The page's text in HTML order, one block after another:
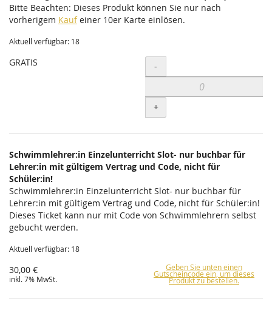
Bitte Beachten: Dieses Produkt können Sie nur nach
vorherigem Kaufeiner 10er Karte einlösen.
Aktuell verfügbar: 18
GRATIS Menge
-
+
Schwimmlehrer:in Einzelunterricht Slot- nur buchbar für
Lehrer:in mit gültigem Vertrag und Code, nicht für
Schüler:in!
Schwimmlehrer:in Einzelunterricht Slot- nur buchbar für
Lehrer:in mit gültigem Vertrag und Code, nicht für Schüler:in!
Dieses Ticket kann nur mit Code von Schwimmlehrern selbst
gebucht werden.
Aktuell verfügbar: 18
30,00 €
inkl. 7% MwSt.
Geben Sie unten einen
Gutscheincode ein, um dieses
Produkt zu bestellen.